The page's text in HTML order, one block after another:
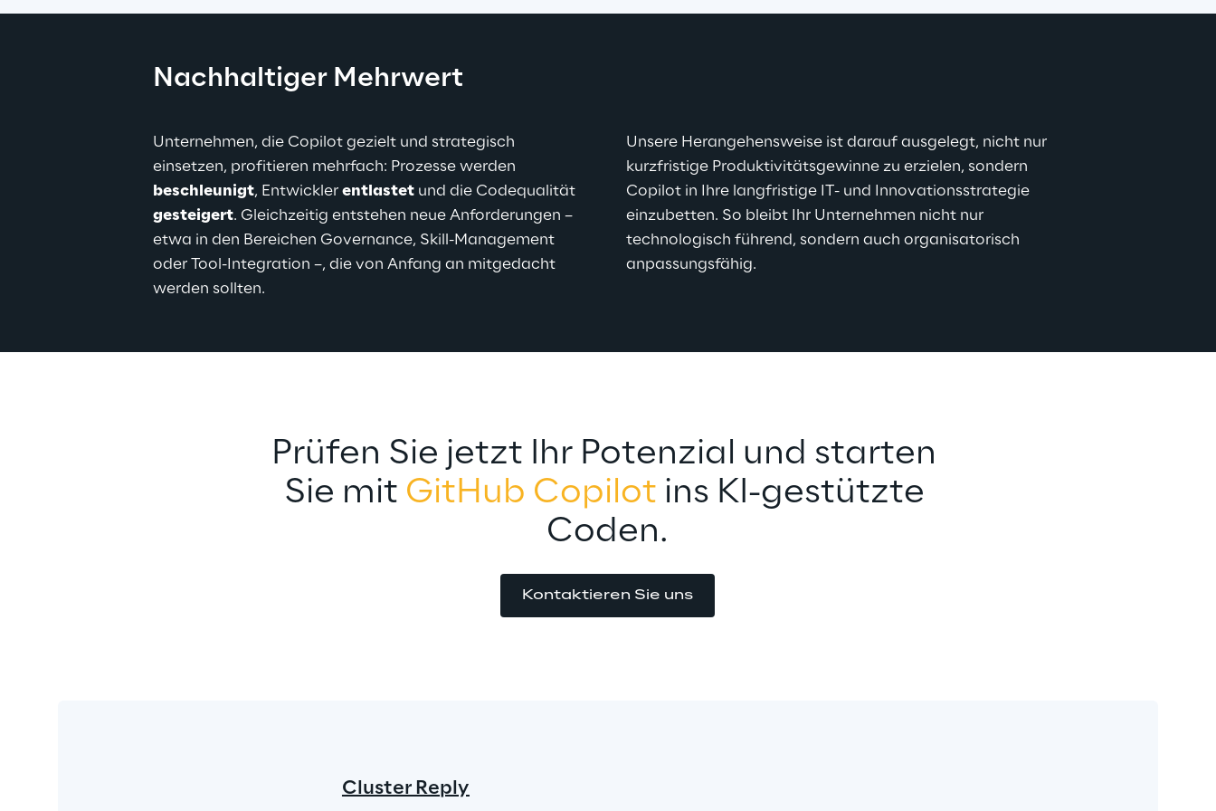
Nachhaltiger Mehrwert
Unternehmen, die Copilot gezielt und strategisch
einsetzen, profitieren mehrfach: Prozesse werden
beschleunigt, Entwickler entlastet und die Codequalität
gesteigert. Gleichzeitig entstehen neue Anforderungen –
etwa in den Bereichen Governance, Skill-Management
oder Tool-Integration –, die von Anfang an mitgedacht
werden sollten.
Unsere Herangehensweise ist darauf ausgelegt, nicht nur
kurzfristige Produktivitätsgewinne zu erzielen, sondern
Copilot in Ihre langfristige IT- und Innovationsstrategie
einzubetten. So bleibt Ihr Unternehmen nicht nur
technologisch führend, sondern auch organisatorisch
anpassungsfähig.
Prüfen Sie jetzt Ihr Potenzial und starten
Sie mit GitHub Copilot ins KI-gestützte
Coden.
Kontaktieren Sie uns
Cluster Reply